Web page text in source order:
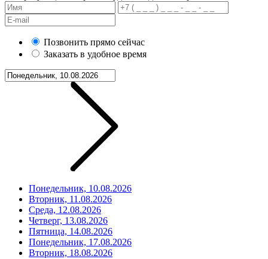
Позвонить прямо сейчас
Заказать в удобное время
Понедельник, 10.08.2026
Вторник, 11.08.2026
Среда, 12.08.2026
Четверг, 13.08.2026
Пятница, 14.08.2026
Понедельник, 17.08.2026
Вторник, 18.08.2026